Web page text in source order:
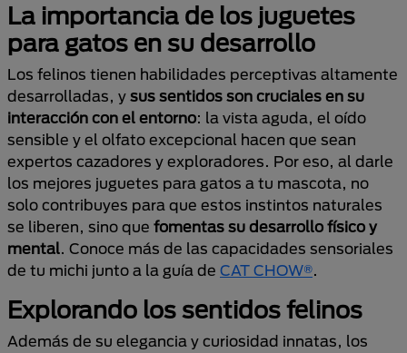
La importancia de los juguetes
para gatos en su desarrollo
Los felinos tienen habilidades perceptivas altamente
desarrolladas, y sus sentidos son cruciales en su
interacción con el entorno: la vista aguda, el oído
sensible y el olfato excepcional hacen que sean
expertos cazadores y exploradores. Por eso, al darle
los mejores juguetes para gatos a tu mascota, no
solo contribuyes para que estos instintos naturales
se liberen, sino que fomentas su desarrollo físico y
mental. Conoce más de las capacidades sensoriales
de tu michi junto a la guía de CAT CHOW®.
Explorando los sentidos felinos
Además de su elegancia y curiosidad innatas, los